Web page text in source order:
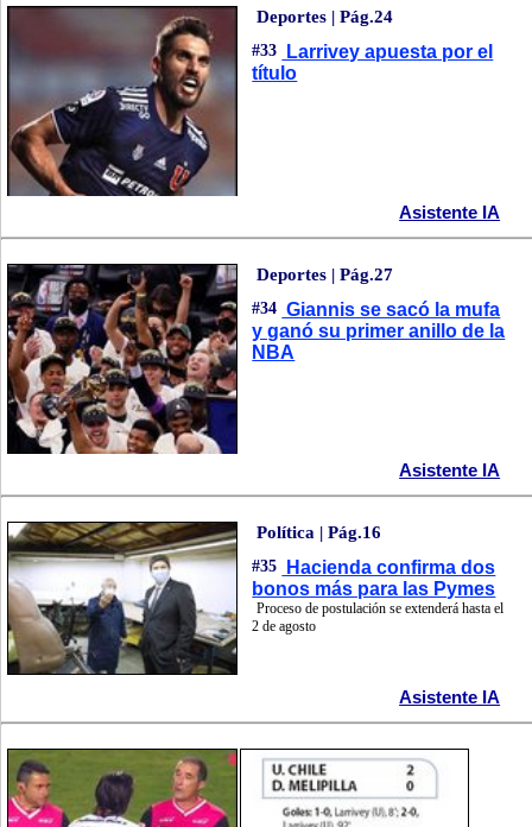
Deportes | Pág.24
#33
Larrivey apuesta por el
título
Asistente IA
Deportes | Pág.27
#34 Giannis se sacó la mufa
y ganó su primer anillo de la
NBA
Asistente IA
Política | Pág.16
#35
Hacienda confirma dos
bonos más para las Pymes
Proceso de postulación se extenderá hasta el
2 de agosto
Asistente IA